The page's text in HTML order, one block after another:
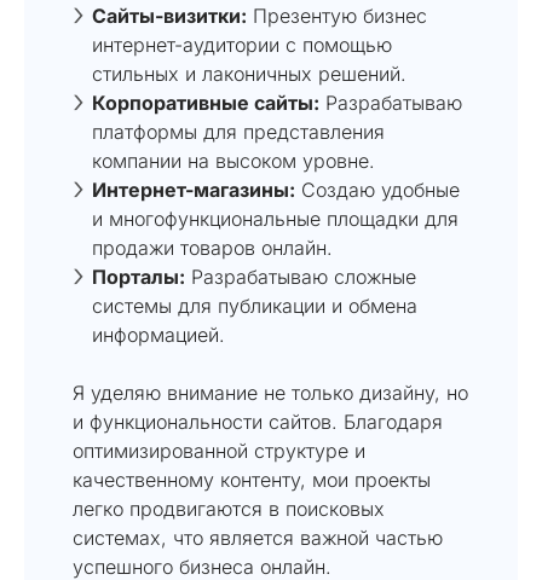
Сайты-визитки: Презентую бизнес
интернет-аудитории с помощью
стильных и лаконичных решений.
Корпоративные сайты: Разрабатываю
платформы для представления
компании на высоком уровне.
Интернет-магазины: Создаю удобные
и многофункциональные площадки для
продажи товаров онлайн.
Порталы: Разрабатываю сложные
системы для публикации и обмена
информацией.
Я уделяю внимание не только дизайну, но
и функциональности сайтов. Благодаря
оптимизированной структуре и
качественному контенту, мои проекты
легко продвигаются в поисковых
системах, что является важной частью
успешного бизнеса онлайн.